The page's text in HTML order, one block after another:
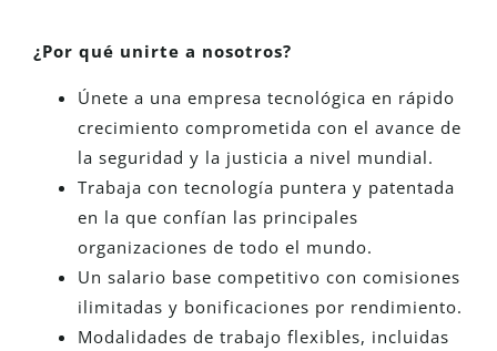
¿Por qué unirte a nosotros?
Únete a una empresa tecnológica en rápido
crecimiento comprometida con el avance de
la seguridad y la justicia a nivel mundial.
Trabaja con tecnología puntera y patentada
en la que confían las principales
organizaciones de todo el mundo.
Un salario base competitivo con comisiones
ilimitadas y bonificaciones por rendimiento.
Modalidades de trabajo flexibles, incluidas